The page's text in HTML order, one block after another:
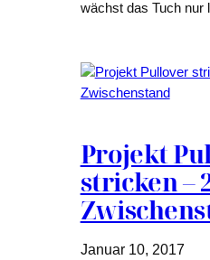
wächst das Tuch
Projekt
stricken –
Januar 10, 2017